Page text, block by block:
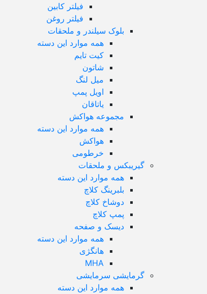
فیلتر کابین
فیلتر روغن
بلوک سیلندر و ملحقات
همه موارد این دسته
کیت تایم
شاتون
میل لنگ
اویل پمپ
یاتاقان
مجموعه هواکش
همه موارد این دسته
هواکش
خرطومی
گیریبکس و ملحقات
همه موارد این دسته
بلبرینگ کلاچ
دوشاخ کلاچ
پمپ کلاچ
دیسک و صفحه
همه موارد این دسته
هانگژی
MHA
گرمایشی سرمایشی
همه موارد این دسته